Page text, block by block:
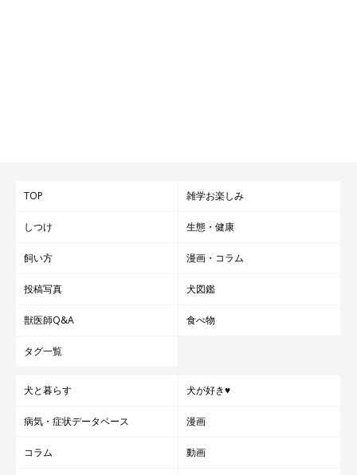
TOP 雑学お楽しみ
しつけ 生態・健康
飼い方 漫画・コラム
投稿写真 犬図鑑
獣医師Q&A 食べ物
タグ一覧
犬と暮らす 犬が好き♥
病気・症状データベース 漫画
コラム 動画